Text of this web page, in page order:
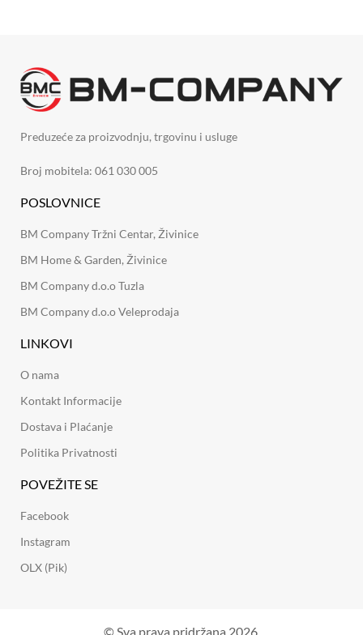
Preduzeće za proizvodnju, trgovinu i usluge
Broj mobitela: 061 030 005
POSLOVNICE
BM Company Tržni Centar, Živinice
BM Home & Garden, Živinice
BM Company d.o.o Tuzla
BM Company d.o.o Veleprodaja
LINKOVI
O nama
Kontakt Informacije
Dostava i Plaćanje
Politika Privatnosti
POVEŽITE SE
Facebook
Instagram
OLX (Pik)
© Sva prava pridržana 2026.